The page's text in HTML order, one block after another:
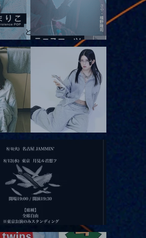
「巷のmyストーリー/風の憶測1～後藤まりこ
POPとテニスコーツ」
田澤孝介 ソロワンマン 「Ballad Box 2026」